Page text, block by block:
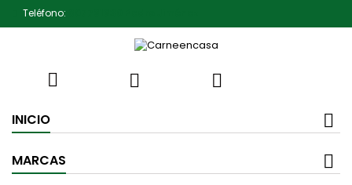
Teléfono:
  
INICIO
MARCAS